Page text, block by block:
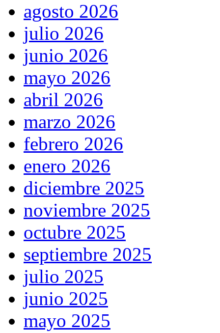
agosto 2026
julio 2026
junio 2026
mayo 2026
abril 2026
marzo 2026
febrero 2026
enero 2026
diciembre 2025
noviembre 2025
octubre 2025
septiembre 2025
julio 2025
junio 2025
mayo 2025